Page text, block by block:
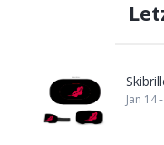
Jan 14